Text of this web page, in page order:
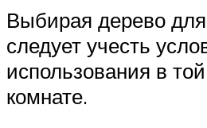
Выбирая дерево для
следует учесть
использования в
комнате.